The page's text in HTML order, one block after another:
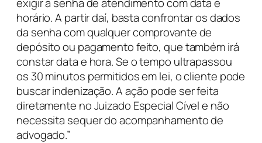
horário. A partir daí, basta confrontar os dados
da senha com qualquer comprovante de
depósito ou pagamento feito, que também irá
constar data e hora. Se o tempo ultrapassou
os 30 minutos permitidos em lei, o cliente pode
buscar indenização. A ação pode ser feita
diretamente no Juizado Especial Cível e não
necessita sequer do acompanhamento de
advogado.”